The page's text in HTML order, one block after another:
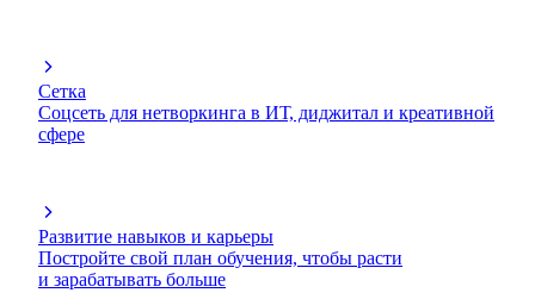
Сетка
Соцсеть для нетворкинга в ИТ, диджитал и креативной
сфере
Развитие навыков и карьеры
Постройте свой план обучения, чтобы расти
и зарабатывать больше